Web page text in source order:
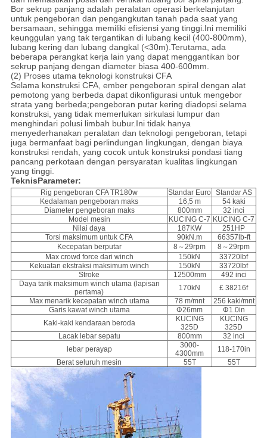
Bor sekrup panjang adalah peralatan operasi berkelanjutan
untuk pengeboran dan pengangkutan tanah pada saat yang
bersamaan, sehingga memiliki efisiensi yang tinggi.Ini memiliki
keunggulan yang tak tergantikan di lubang kecil (400-800mm),
lubang kering dan lubang dangkal (<30m).Terutama, ada
beberapa perangkat kerja lain yang dapat menggantikan bor
sekrup panjang dengan diameter biasa 400-600mm.
(2) Proses utama teknologi konstruksi CFA
Selama konstruksi CFA, ember pengeboran spiral dengan alat
pemotong yang berbeda dapat dikonfigurasi untuk mengebor
strata yang berbeda;pengeboran putar kering diadopsi selama
konstruksi, yang tidak memerlukan sirkulasi lumpur dan
menghindari polusi limbah bubur.Ini tidak hanya
menyederhanakan peralatan dan teknologi pengeboran, tetapi
juga bermanfaat bagi perlindungan lingkungan, dengan biaya
konstruksi rendah, yang cocok untuk konstruksi pondasi tiang
pancang perkotaan dengan persyaratan kualitas lingkungan
yang tinggi.
TeknisParameter:
Rig pengeboran CFA TR180w Standar Euro Standar AS
Kedalaman pengeboran maks
16,5 m
54 kaki
Diameter pengeboran maks
800mm
32 inci
Model mesin
KUCING C-7 KUCING C-7
Nilai daya
187KW
251HP
Torsi maksimum untuk CFA
90kN.m
66357lb-ft
Kecepatan berputar
8～29rpm
8～29rpm
Max crowd force dari winch
150kN
33720lbf
Kekuatan ekstraksi maksimum winch
150kN
33720lbf
Stroke
12500mm
492 inci
Daya tarik maksimum winch utama (lapisan
pertama)
170kN
£ 38216f
Max menarik kecepatan winch utama
78 m/mnt
256 kaki/mnt
Garis kawat winch utama
Φ26mm
Φ1.0in
Kaki-kaki kendaraan beroda
KUCING
325D
KUCING
325D
Lacak lebar sepatu
800mm
32 inci
lebar perayap
3000-
4300mm
118-170in
Berat seluruh mesin
55T 55T